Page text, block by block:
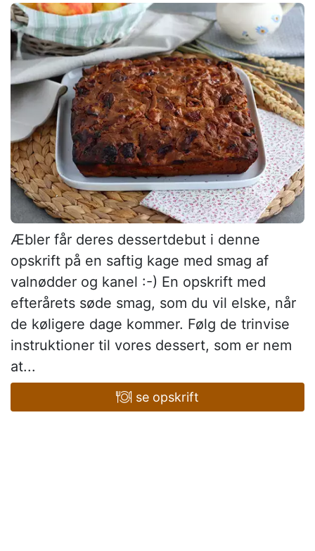
Æbler får deres dessertdebut i denne
opskrift på en saftig kage med smag af
valnødder og kanel :-) En opskrift med
efterårets søde smag, som du vil elske, når
de køligere dage kommer. Følg de trinvise
instruktioner til vores dessert, som er nem
at...
se opskrift